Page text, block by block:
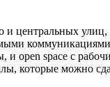
центральных
open space с
которые можно